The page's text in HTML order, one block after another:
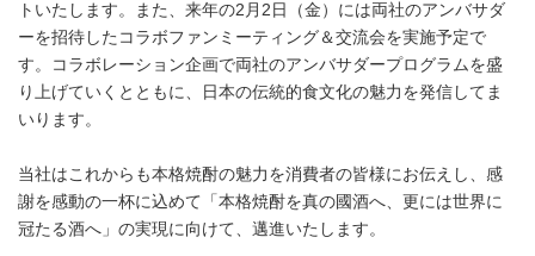
トいたします。また、来年の2月2日（金）には両社のアンバサダ
ーを招待したコラボファンミーティング＆交流会を実施予定で
す。コラボレーション企画で両社のアンバサダープログラムを盛
り上げていくとともに、日本の伝統的食文化の魅力を発信してま
いります。
当社はこれからも本格焼酎の魅力を消費者の皆様にお伝えし、感
謝を感動の一杯に込めて「本格焼酎を真の國酒へ、更には世界に
冠たる酒へ」の実現に向けて、邁進いたします。